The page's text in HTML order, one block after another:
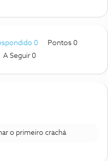
0
Pontos 0
A Seguir 0
o primeiro crachá